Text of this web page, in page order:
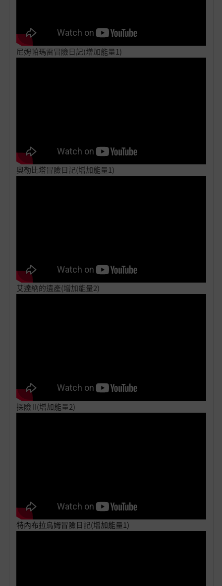
尼姆帕瑪雷冒險日記(增加能量1)
奧勒比塔冒險日記(增加能量1)
艾達納的遺產(增加能量2)
探險 II(增加能量2)
特內布拉烏姆冒險日記(增加能量1)